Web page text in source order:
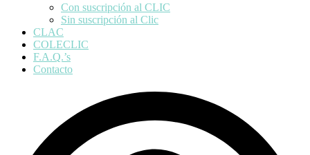
Con suscripción al CLIC
Sin suscripción al Clic
CLAC
COLECLIC
F.A.Q.’s
Contacto